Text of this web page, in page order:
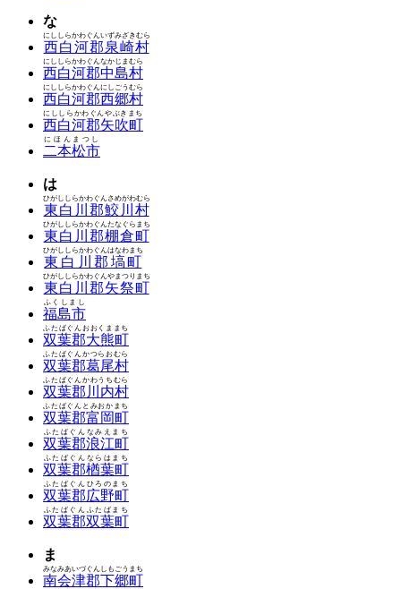
な
西白河郡泉崎村
にししらかわぐんいずみざきむら
西白河郡中島村
にししらかわぐんなかじまむら
西白河郡西郷村
にししらかわぐんにしごうむら
西白河郡矢吹町
にししらかわぐんやぶきまち
二本松市
にほんまつし
は
東白川郡鮫川村
ひがししらかわぐんさめがわむら
東白川郡棚倉町
ひがししらかわぐんたなぐらまち
東白川郡塙町
ひがししらかわぐんはなわまち
東白川郡矢祭町
ひがししらかわぐんやまつりまち
福島市
ふくしまし
双葉郡大熊町
ふたばぐんおおくままち
双葉郡葛尾村
ふたばぐんかつらおむら
双葉郡川内村
ふたばぐんかわうちむら
双葉郡富岡町
ふたばぐんとみおかまち
双葉郡浪江町
ふたばぐんなみえまち
双葉郡楢葉町
ふたばぐんならはまち
双葉郡広野町
ふたばぐんひろのまち
双葉郡双葉町
ふたばぐんふたばまち
ま
南会津郡下郷町
みなみあいづぐんしもごうまち